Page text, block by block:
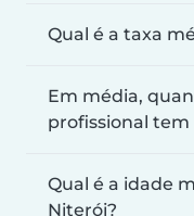
Qual é a taxa
Em média,
profissional
Qual é a idade
Niterói?